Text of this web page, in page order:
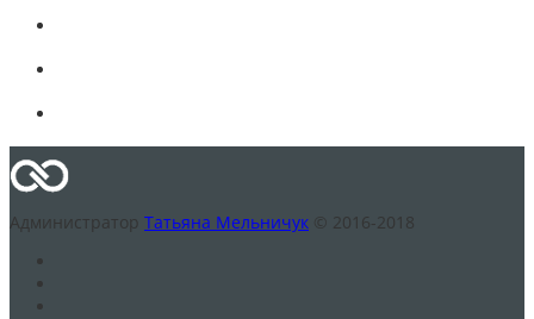
Администратор Татьяна Мельничук © 2016-2018